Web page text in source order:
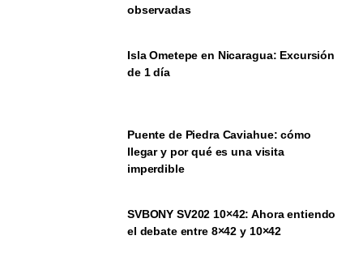
observadas
Isla Ometepe en Nicaragua: Excursión
de 1 día
Puente de Piedra Caviahue: cómo
llegar y por qué es una visita
imperdible
SVBONY SV202 10×42: Ahora entiendo
el debate entre 8×42 y 10×42